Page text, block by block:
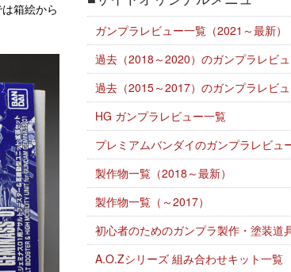
箱絵から
ガンプラレビュー一覧（2021～最新）
過去（2018～2020）のガンプラレビ
過去（2015～2017）のガンプラレビ
HG ガンプラレビュー一覧
プレミアムバンダイのガンプラレビュ
製作物一覧（2018～最新）
製作物一覧（～2017）
初心者のためのガンプラ製作・塗装道
A.O.Zシリーズ 組み合わせキット一覧